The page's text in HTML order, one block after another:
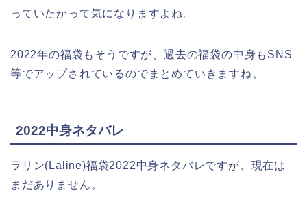
っていたかって気になりますよね。
2022年の福袋もそうですが、過去の福袋の中身もSNS
等でアップされているのでまとめていきますね。
2022中身ネタバレ
ラリン(Laline)福袋2022中身ネタバレですが、現在は
まだありません。